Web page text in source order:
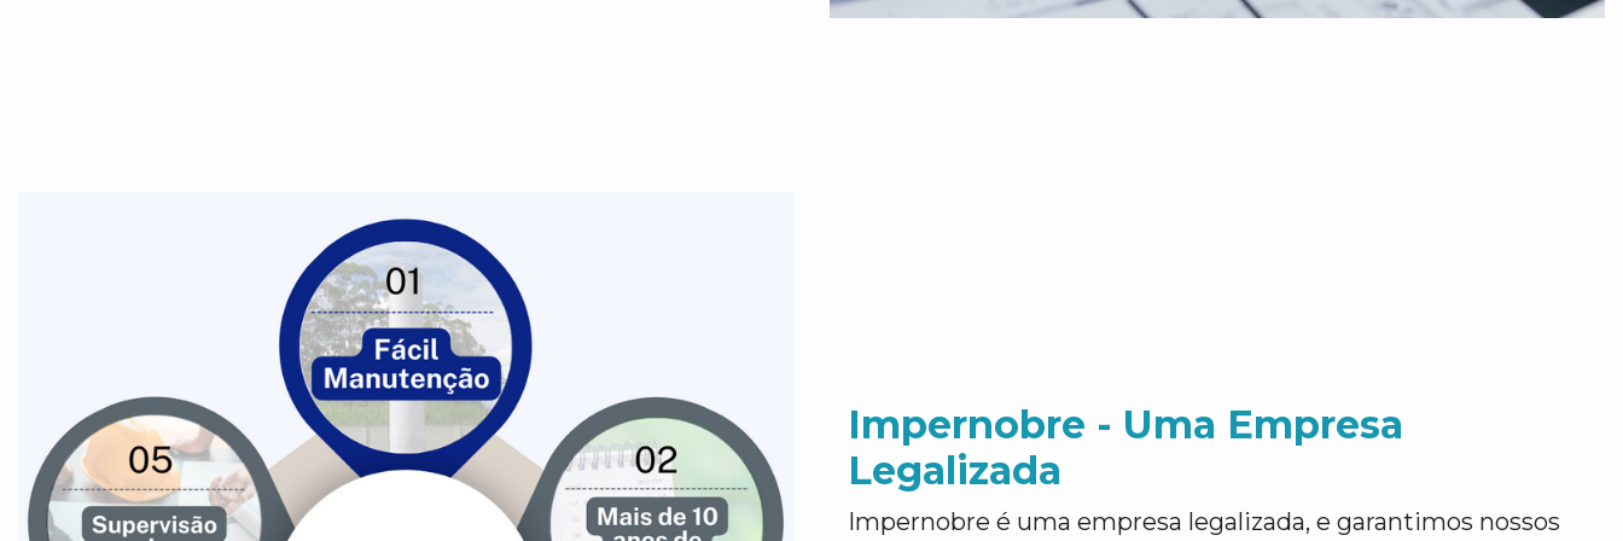
Impernobre - Uma Empresa
Legalizada
Impernobre é uma empresa legalizada, e garantimos nossos